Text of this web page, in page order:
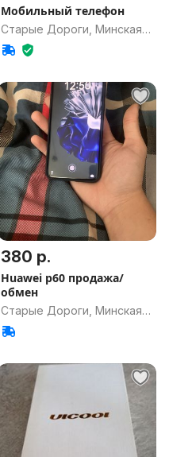
Мобильный телефон
Старые Дороги, Минская
обл.
380 р.
Huawei p60 продажа/
обмен
Старые Дороги, Минская
обл.